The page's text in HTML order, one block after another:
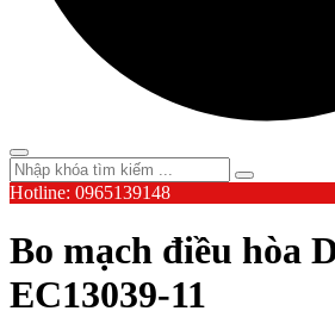
Hotline: 0965139148
Bo mạch điều hòa
EC13039-11